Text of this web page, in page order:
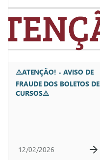
⚠️ATENÇÃO! - AVISO DE
FRAUDE DOS BOLETOS DE
CURSOS⚠️
12/02/2026